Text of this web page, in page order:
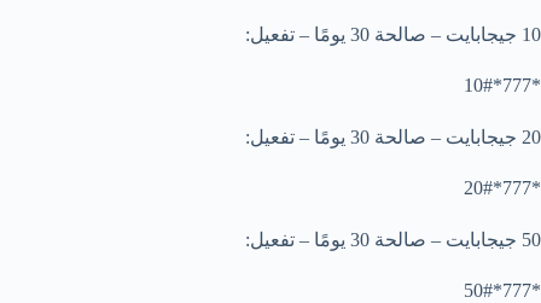
10 جيجابايت – صالحة 30 يومًا – تفعيل:
*777*10#
20 جيجابايت – صالحة 30 يومًا – تفعيل:
*777*20#
50 جيجابايت – صالحة 30 يومًا – تفعيل:
*777*50#